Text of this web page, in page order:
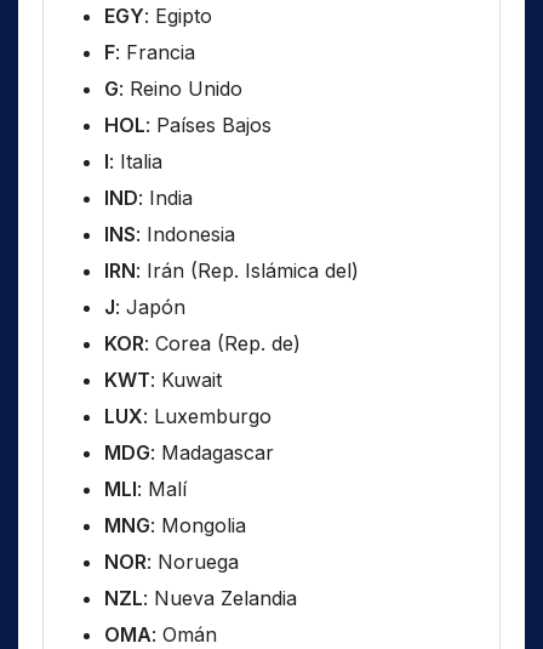
EGY: Egipto
F: Francia
G: Reino Unido
HOL: Países Bajos
I: Italia
IND: India
INS: Indonesia
IRN: Irán (Rep. Islámica del)
J: Japón
KOR: Corea (Rep. de)
KWT: Kuwait
LUX: Luxemburgo
MDG: Madagascar
MLI: Malí
MNG: Mongolia
NOR: Noruega
NZL: Nueva Zelandia
OMA: Omán